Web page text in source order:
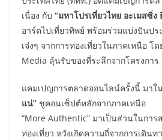
เนื่อง กับ “มหาโปรเที่ยวไทย อะเมสซิ่ง
อาร์ตไปเที่ยวทิพย์ พร้อมร่วมแบ่งปันป
เจ๋งๆ จากการท่องเที่ยวในภาคเหนือ โ
Media ลุ้นรับของที่ระลึกจากโครงการ
แคมเปญการตลาดออนไลน์ครั้งนี้ มาใ
แน่” ชูคอนเซ็ปต์หลักจากภาคเหนือ
“More Authentic” มาเป็นส่วนในการ
ท่องเที่ยว หวังเกิดความถี่จากการเดินท